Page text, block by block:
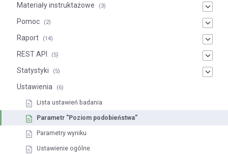
Materiały instruktażowe (3)
Pomoc (2)
Raport (14)
REST API (5)
Statystyki (5)
Ustawienia (6)
Lista ustawień badania
Parametr "Poziom podobieństwa"
Parametry wyniku
Ustawienie ogólne